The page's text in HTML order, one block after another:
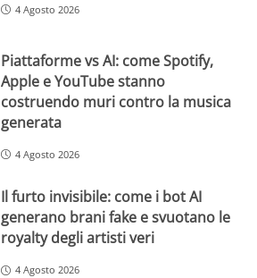
4 Agosto 2026
Piattaforme vs AI: come Spotify,
Apple e YouTube stanno
costruendo muri contro la musica
generata
4 Agosto 2026
Il furto invisibile: come i bot AI
generano brani fake e svuotano le
royalty degli artisti veri
4 Agosto 2026